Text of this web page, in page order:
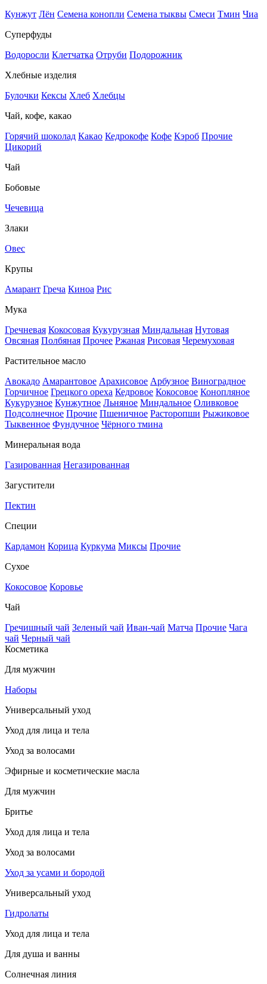
Кунжут Лён Семена конопли Семена тыквы Смеси Тмин Чиа
Суперфуды
Водоросли Клетчатка Отруби Подорожник
Хлебные изделия
Булочки Кексы Хлеб Хлебцы
Чай, кофе, какао
Горячий шоколад Какао Кедрокофе Кофе Кэроб Прочие
Цикорий
Чай
Бобовые
Чечевица
Злаки
Овес
Крупы
Амарант Греча Киноа Рис
Мука
Гречневая Кокосовая Кукурузная Миндальная Нутовая
Овсяная Полбяная Прочее Ржаная Рисовая Черемуховая
Растительное масло
Авокадо Амарантовое Арахисовое Арбузное Виноградное
Горчичное Грецкого ореха Кедровое Кокосовое Конопляное
Кукурузное Кунжутное Льняное Миндальное Оливковое
Подсолнечное Прочие Пшеничное Расторопши Рыжиковое
Тыквенное Фундучное Чёрного тмина
Минеральная вода
Газированная Негазированная
Загустители
Пектин
Специи
Кардамон Корица Куркума Миксы Прочие
Сухое
Кокосовое Коровье
Чай
Гречишный чай Зеленый чай Иван-чай Матча Прочие Чага
чай Черный чай
Косметика
Для мужчин
Наборы
Универсальный уход
Уход для лица и тела
Уход за волосами
Эфирные и косметические масла
Для мужчин
Бритье
Уход для лица и тела
Уход за волосами
Уход за усами и бородой
Универсальный уход
Гидролаты
Уход для лица и тела
Для душа и ванны
Солнечная линия